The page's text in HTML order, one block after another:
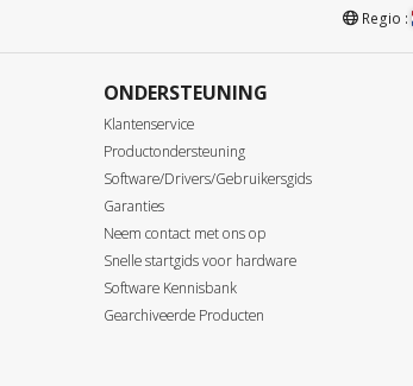
Regio :
ONDERSTEUNING
Klantenservice
Productondersteuning
Software/Drivers/Gebruikersgids
Garanties
Neem contact met ons op
Snelle startgids voor hardware
Software Kennisbank
Gearchiveerde Producten